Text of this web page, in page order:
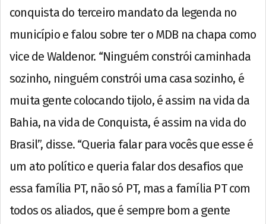
conquista do terceiro mandato da legenda no
município e falou sobre ter o MDB na chapa como
vice de Waldenor. “Ninguém constrói caminhada
sozinho, ninguém constrói uma casa sozinho, é
muita gente colocando tijolo, é assim na vida da
Bahia, na vida de Conquista, é assim na vida do
Brasil”, disse. “Queria falar para vocês que esse é
um ato político e queria falar dos desafios que
essa família PT, não só PT, mas a família PT com
todos os aliados, que é sempre bom a gente